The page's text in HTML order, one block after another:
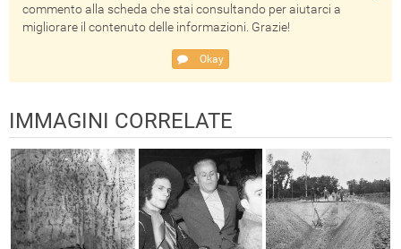
commento alla scheda che stai consultando per aiutarci a
migliorare il contenuto delle informazioni. Grazie!
Okay
IMMAGINI CORRELATE